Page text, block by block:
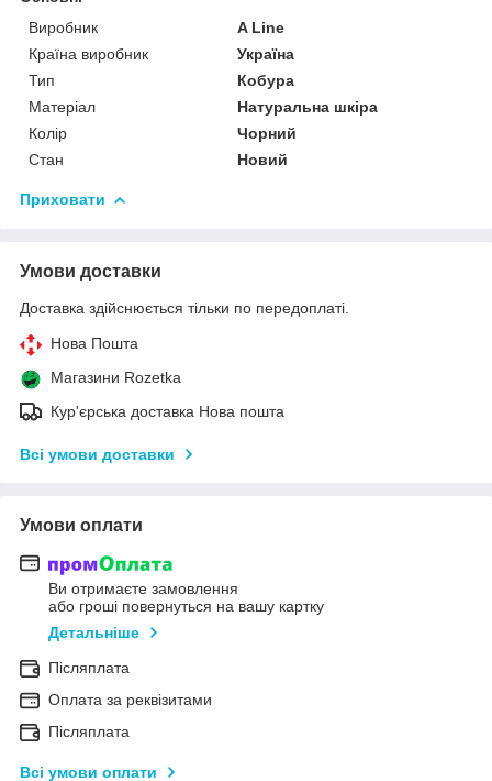
Виробник
A Line
Країна виробник
Україна
Тип
Кобура
Матеріал
Натуральна шкіра
Колір
Чорний
Стан
Новий
Приховати
Умови доставки
Доставка здійснюється тільки по передоплаті.
Нова Пошта
Магазини Rozetka
Кур'єрська доставка Нова пошта
Всі умови доставки
Умови оплати
Ви отримаєте замовлення
або гроші повернуться на вашу картку
Детальніше
Післяплата
Оплата за реквізитами
Післяплата
Всі умови оплати